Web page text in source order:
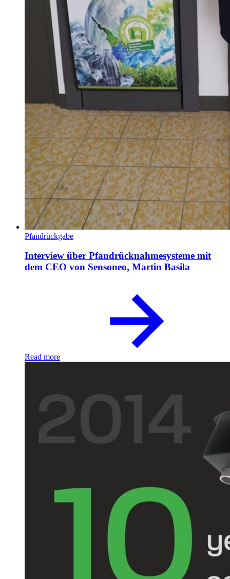
Pfandrückgabe
Interview über Pfandrücknahmesysteme mit
dem CEO von Sensoneo, Martin Basila
Read more